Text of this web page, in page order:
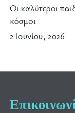
Οι καλύτεροι
κόσμοι
2 Ιουνίου, 2026